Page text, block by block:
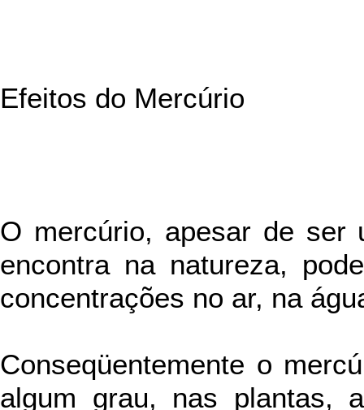
Efeitos do Mercúrio
O mercúrio, apesar de ser
encontra na natureza,
concentrações no ar, na
Conseqüentemente o
algum grau, nas plantas,